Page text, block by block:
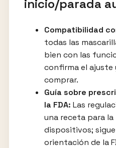
inicio/parada
Compatibilidad
todas las
bien con las
confirma el ajuste
comprar.
Guía sobre
la FDA: Las
una receta para la
dispositivos;
orientación de la